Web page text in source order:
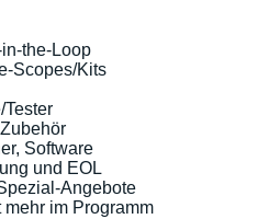
the-Loop
Scopes/Kits
Tester
Software
und EOL
Angebote
mehr im Programm